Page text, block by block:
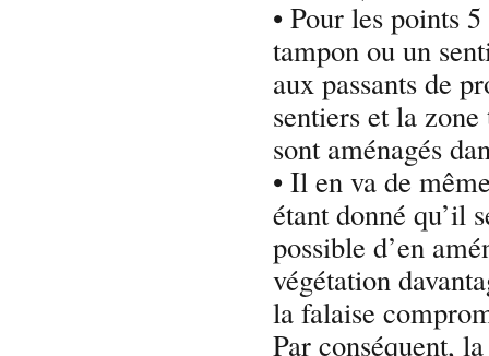
• Pour les points
tampon ou un
aux passants de
sentiers et la
sont aménagés
• Il en va de
étant donné qu’il
possible d’en
végétation
la falaise
Par conséquent,